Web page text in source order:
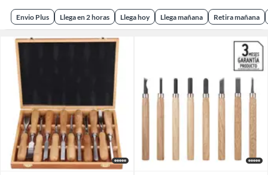
Envio Plus Llega en 2 horas Llega hoy Llega mañana Retira mañana